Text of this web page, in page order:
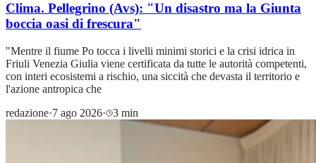
Clima. Pellegrino (Avs): "Un disastro ma la Giunta
boccia oasi di frescura"
"Mentre il fiume Po tocca i livelli minimi storici e la crisi idrica in
Friuli Venezia Giulia viene certificata da tutte le autorità competenti,
con interi ecosistemi a rischio, una siccità che devasta il territorio e
l'azione antropica che
redazione·7 ago 2026· 3 min